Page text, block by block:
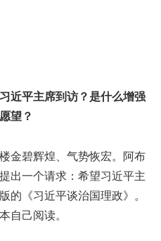
近平主席到访？是什么增强
望？
金碧辉煌、气势恢宏。阿布
出一个请求：希望习近平主
的《习近平谈治国理政》。
自己阅读。